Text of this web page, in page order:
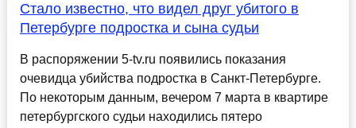
Стало известно, что видел друг убитого в
Петербурге подростка и сына судьи
В распоряжении 5-tv.ru появились показания
очевидца убийства подростка в Санкт-Петербурге.
По некоторым данным, вечером 7 марта в квартире
петербургского судьи находились пятеро